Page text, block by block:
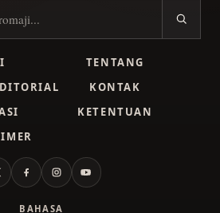
TENTANG
KONTAK
KETENTUAN
FacebookInstagramYouTube
BAHASA